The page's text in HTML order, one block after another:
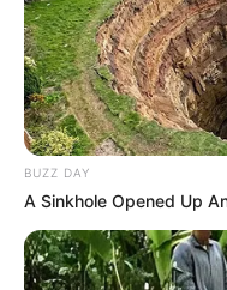
Veja como ficam
girassol…
BUZZ DAY
A Sinkhole Opened Up